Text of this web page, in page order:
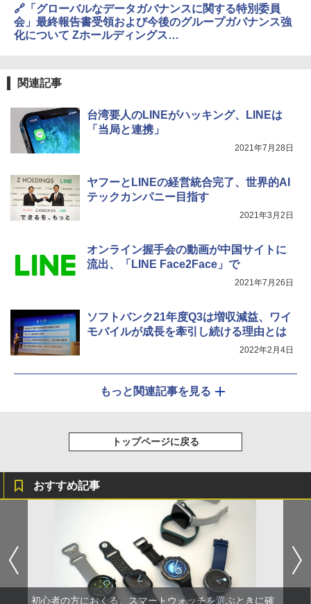
🔗「グローバルなデータガバナンスに関する特別委員
会」最終報告書受領および今後のグループガバナンス強
化について Zホールディングス
関連記事
台湾要人のLINEがハッキング、LINEは
「当局と連携」
2021年7月28日
ヤフーとLINEの経営統合完了、世界的AI
テックカンパニー目指す
2021年3月2日
オンライン握手会の動画が中国サイトに
流出、「LINE Face2Face」で
2021年7月26日
ソフトバンク21年度Q3は増収減益、ワイ
モバイルが成長を牽引し続ける理由とは
2022年2月4日
もっと関連記事を見る
トップページに戻る
おすすめ記事
初心者の方におくる、スマートウォッチを選ぶときに確